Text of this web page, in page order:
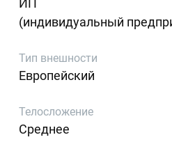
(индивидуальный
Тип внешности
Европейский
Телосложение
Среднее